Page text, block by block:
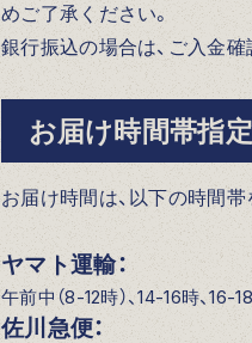
めご了承ください。
銀行振込の場合は、ご入金
お届け時間帯指定
お届け時間は、以下の時間帯
ヤマト運輸：
午前中（8-12時）、14-16時、16-
佐川急便：